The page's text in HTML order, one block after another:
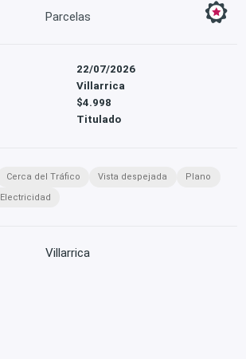
Parcelas
22/07/2026
Villarrica
$4.998
Titulado
Cerca del Tráfico Vista despejada
Plano
Electricidad
Villarrica